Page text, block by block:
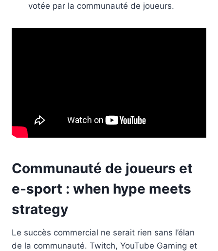
votée par la communauté de joueurs.
Communauté de joueurs et
e-sport : when hype meets
strategy
Le succès commercial ne serait rien sans l’élan
de la communauté. Twitch, YouTube Gaming et